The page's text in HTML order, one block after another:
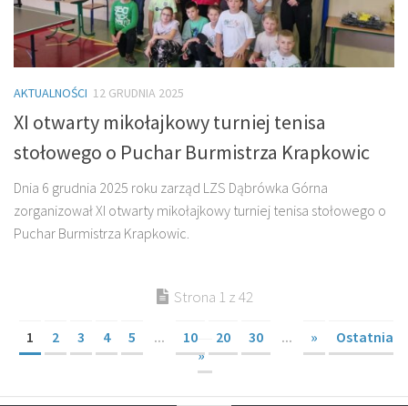
AKTUALNOŚCI 12 GRUDNIA 2025
XI otwarty mikołajkowy turniej tenisa
stołowego o Puchar Burmistrza Krapkowic
Dnia 6 grudnia 2025 roku zarząd LZS Dąbrówka Górna
zorganizował XI otwarty mikołajkowy turniej tenisa stołowego o
Puchar Burmistrza Krapkowic.
Strona 1 z 42
1 2 3 4 5 ... 10 20 30 ... »
Ostatnia
»